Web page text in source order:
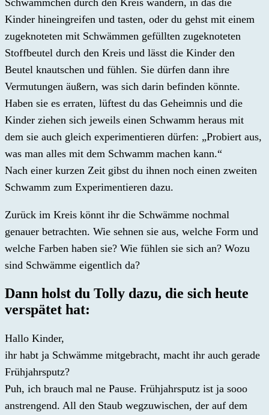
Kinder hineingreifen und tasten, oder du gehst mit einem
zugeknoteten mit Schwämmen gefüllten zugeknoteten
Stoffbeutel durch den Kreis und lässt die Kinder den
Beutel knautschen und fühlen. Sie dürfen dann ihre
Vermutungen äußern, was sich darin befinden könnte.
Haben sie es erraten, lüftest du das Geheimnis und die
Kinder ziehen sich jeweils einen Schwamm heraus mit
dem sie auch gleich experimentieren dürfen: „Probiert aus,
was man alles mit dem Schwamm machen kann.“
Nach einer kurzen Zeit gibst du ihnen noch einen zweiten
Schwamm zum Experimentieren dazu.
Zurück im Kreis könnt ihr die Schwämme nochmal
genauer betrachten. Wie sehnen sie aus, welche Form und
welche Farben haben sie? Wie fühlen sie sich an? Wozu
sind Schwämme eigentlich da?
Dann holst du Tolly dazu, die sich heute
verspätet hat:
Hallo Kinder,
ihr habt ja Schwämme mitgebracht, macht ihr auch gerade
Frühjahrsputz?
Puh, ich brauch mal ne Pause. Frühjahrsputz ist ja sooo
anstrengend. All den Staub wegzuwischen, der auf dem